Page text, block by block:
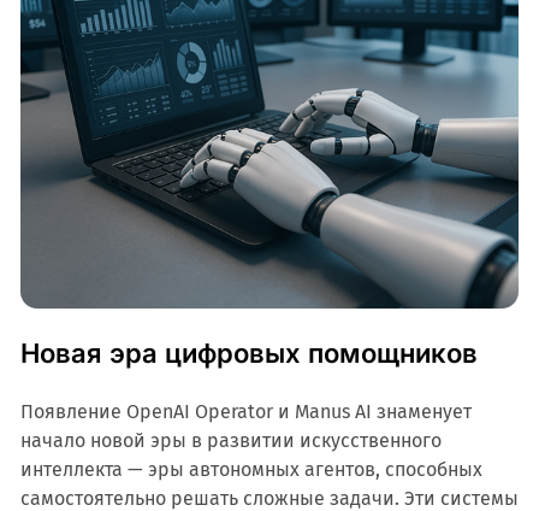
Новая эра цифровых помощников
Появление OpenAI Operator и Manus AI знаменует
начало новой эры в развитии искусственного
интеллекта — эры автономных агентов, способных
самостоятельно решать сложные задачи. Эти системы